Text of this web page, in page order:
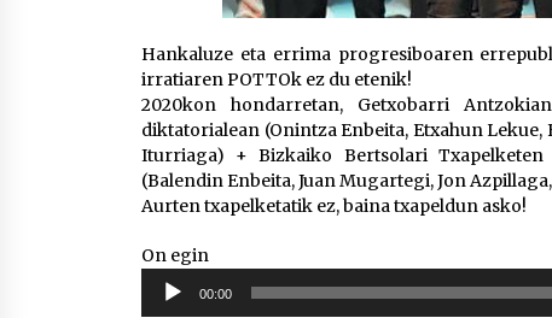
Hankaluze eta errima progresiboaren
irratiaren POTTOk ez du etenik!
2020kon hondarretan, Getxobarri
diktatorialean (Onintza Enbeita, Etxahun Lekue,
Iturriaga) + Bizkaiko Bertsolari
(Balendin Enbeita, Juan Mugartegi, Jon
Aurten txapelketatik ez, baina txapeldun asko!
On egin
Soinu
erreproduzigailua
00:00